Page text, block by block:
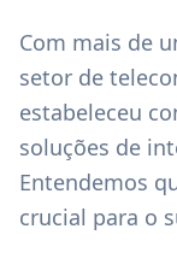
Com mais de
setor de
estabeleceu
soluções de
Entendemos
crucial para o